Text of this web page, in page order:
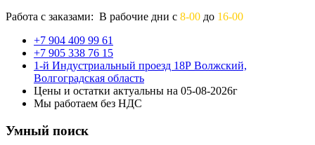
Работа с заказами: В рабочие дни с 8-00 до 16-00
+7 904 409 99 61
+7 905 338 76 15
1-й Индустриальный проезд 18Р Волжский,
Волгоградская область
Цены и остатки актуальны на 05-08-2026г
Мы работаем без НДС
Умный поиск